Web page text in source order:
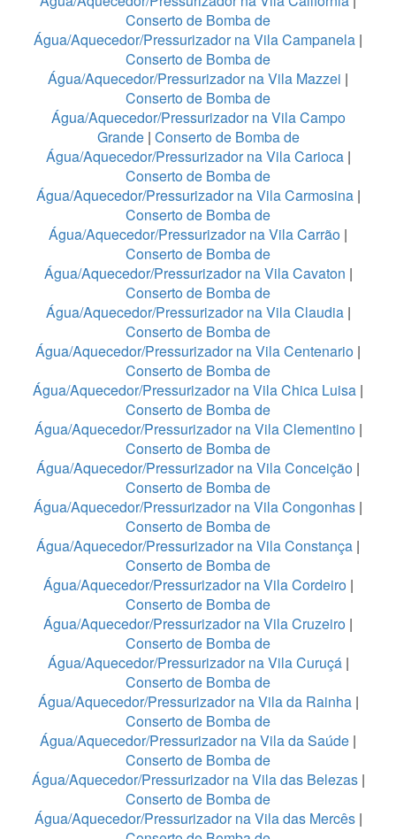
Conserto de Bomba de
Água/Aquecedor/Pressurizador na Vila Campanela |
Conserto de Bomba de
Água/Aquecedor/Pressurizador na Vila Mazzei |
Conserto de Bomba de
Água/Aquecedor/Pressurizador na Vila Campo
Grande| Conserto de Bomba de
Água/Aquecedor/Pressurizador na Vila Carioca|
Conserto de Bomba de
Água/Aquecedor/Pressurizador na Vila Carmosina|
Conserto de Bomba de
Água/Aquecedor/Pressurizador na Vila Carrão |
Conserto de Bomba de
Água/Aquecedor/Pressurizador na Vila Cavaton |
Conserto de Bomba de
Água/Aquecedor/Pressurizador na Vila Claudia|
Conserto de Bomba de
Água/Aquecedor/Pressurizador na Vila Centenario |
Conserto de Bomba de
Água/Aquecedor/Pressurizador na Vila Chica Luisa |
Conserto de Bomba de
Água/Aquecedor/Pressurizador na Vila Clementino|
Conserto de Bomba de
Água/Aquecedor/Pressurizador na Vila Conceição |
Conserto de Bomba de
Água/Aquecedor/Pressurizador na Vila Congonhas |
Conserto de Bomba de
Água/Aquecedor/Pressurizador na Vila Constança |
Conserto de Bomba de
Água/Aquecedor/Pressurizador na Vila Cordeiro|
Conserto de Bomba de
Água/Aquecedor/Pressurizador na Vila Cruzeiro |
Conserto de Bomba de
Água/Aquecedor/Pressurizador na Vila Curuçá |
Conserto de Bomba de
Água/Aquecedor/Pressurizador na Vila da Rainha |
Conserto de Bomba de
Água/Aquecedor/Pressurizador na Vila da Saúde |
Conserto de Bomba de
Água/Aquecedor/Pressurizador na Vila das Belezas|
Conserto de Bomba de
Água/Aquecedor/Pressurizador na Vila das Mercês|